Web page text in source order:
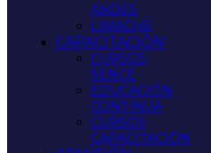
ANDES
LIMACHE
CAPACITACIÓN
CURSOS
SENCE
EDUCACIÓN
CONTINUA
CURSOS
CAPACITACIÓN